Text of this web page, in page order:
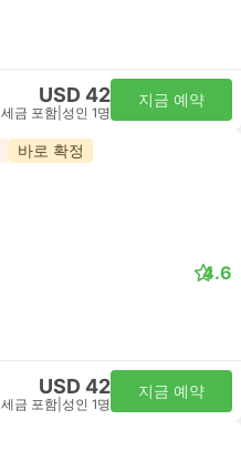
USD 42
세금 포함 성인 1명
지금 예약
바로 확정
4.6
USD 42
세금 포함 성인 1명
지금 예약